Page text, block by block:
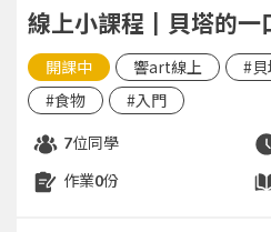
線上小課程┃貝塔的
開課中 響art線上 #貝
#食物
#入門
7位同學
作業0份